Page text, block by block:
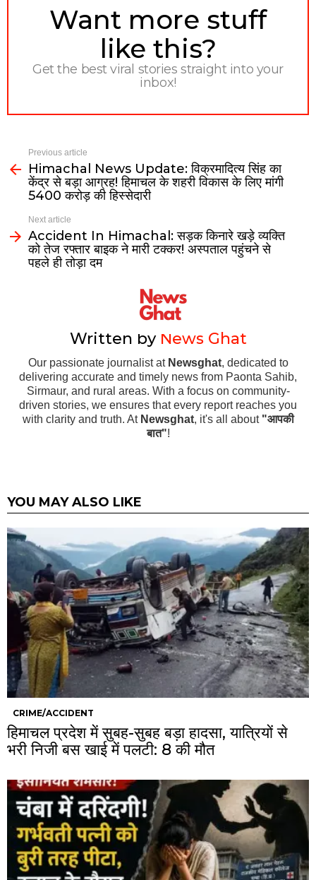
NEWSLETTER
Want more stuff
like this?
Get the best viral stories straight into your
inbox!
Previous article
Himachal News Update: विक्रमादित्य सिंह का
केंद्र से बड़ा आग्रह! हिमाचल के शहरी विकास के लिए मांगी
₹5400 करोड़ की हिस्सेदारी
Next article
Accident In Himachal: सड़क किनारे खड़े व्यक्ति
को तेज रफ्तार बाइक ने मारी टक्कर! अस्पताल पहुंचने से
पहले ही तोड़ा दम
Written by News Ghat
Our passionate journalist at Newsghat, dedicated to
delivering accurate and timely news from Paonta Sahib,
Sirmaur, and rural areas. With a focus on community-
driven stories, we ensures that every report reaches you
with clarity and truth. At Newsghat, it's all about "आपकी
बात"!
YOU MAY ALSO LIKE
CRIME/ACCIDENT
हिमाचल प्रदेश में सुबह-सुबह बड़ा हादसा, यात्रियों से
भरी निजी बस खाई में पलटी: 8 की मौत